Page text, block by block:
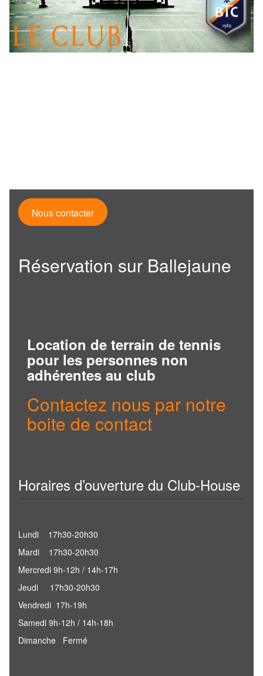
Nous contacter
Réservation sur Ballejaune
Location de terrain de tennis
pour les personnes non
adhérentes au club
Contactez nous par notre
boite de contact
Horaires d’ouverture du Club-House
Lundi 17h30-20h30
Mardi 17h30-20h30
Mercredi 9h-12h / 14h-17h
Jeudi 17h30-20h30
Vendredi 17h-19h
Samedi 9h-12h / 14h-18h
Dimanche Fermé